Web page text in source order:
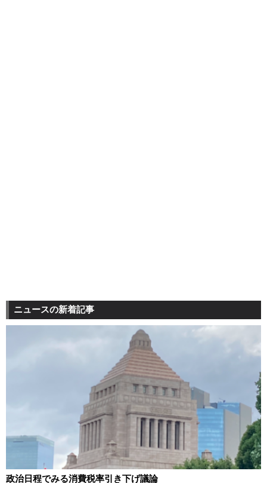
ニュースの新着記事
政治日程でみる消費税率引き下げ議論